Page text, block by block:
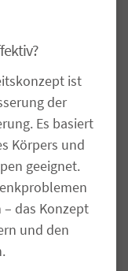
ist
der
Es basiert
Körpers und
geeignet.
das Konzept
und den